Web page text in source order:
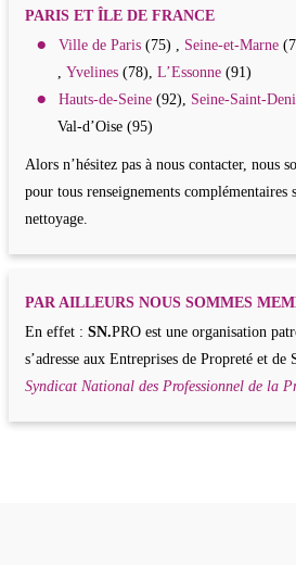
PARIS ET ÎLE DE FRANCE
Ville de Paris(75) , Seine-et-Marne
Yvelines (78), L’Essonne(91)
Hauts-de-Seine(92), Seine-Saint-
Val-d’Oise (95)
Alors n’hésitez pas à nous contacter, nous
pour tous renseignements complémentaires
nettoyage.
PAR AILLEURS NOUS SOMMES
En effet : SN.PRO est une organisation
s’adresse aux Entreprises de Propreté et de
Syndicat National des Professionnel de la